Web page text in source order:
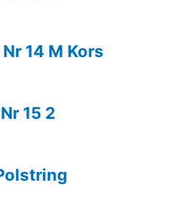
14 M Kors
15 2